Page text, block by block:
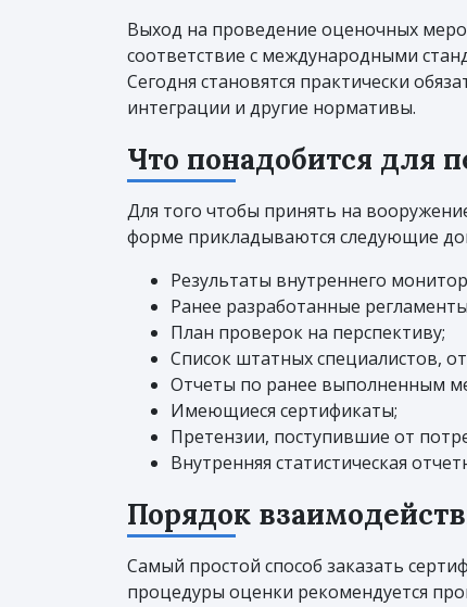
Выход на проведение оценочных
соответствие с международными
Сегодня становятся практически
интеграции и другие нормативы.
Что понадобится для
Для того чтобы принять на
форме прикладываются следующие
Результаты внутреннего
Ранее разработанные
План проверок на перспективу;
Список штатных специалистов,
Отчеты по ранее выполненным
Имеющиеся сертификаты;
Претензии, поступившие от
Внутренняя статистическая
Порядок
Самый простой способ заказать
процедуры оценки рекомендуется